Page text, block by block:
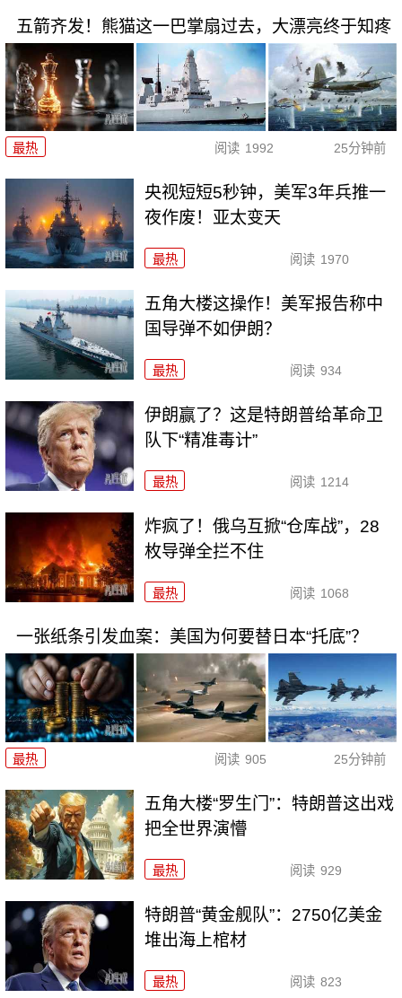
五箭齐发！熊猫这一巴掌扇过去，大漂亮终于知疼
最热 阅读 1992 25分钟前
央视短短5秒钟，美军3年兵推一
夜作废！亚太变天
最热 阅读 1970
五角大楼这操作！美军报告称中
国导弹不如伊朗？
最热 阅读 934
伊朗赢了？这是特朗普给革命卫
队下“精准毒计”
最热 阅读 1214
炸疯了！俄乌互掀“仓库战”，28
枚导弹全拦不住
最热 阅读 1068
一张纸条引发血案：美国为何要替日本“托底”？
最热 阅读 905 25分钟前
五角大楼“罗生门”：特朗普这出戏
把全世界演懵
最热 阅读 929
特朗普“黄金舰队”：2750亿美金
堆出海上棺材
最热 阅读 823